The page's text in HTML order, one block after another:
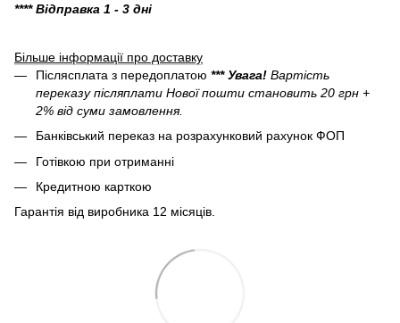
**** Відправка 1 - 3 дні
Більше інформації про доставку
Післясплата з передоплатою *** Увага! Вартість
переказу післяплати Нової пошти становить 20 грн +
2% від суми замовлення.
Банківський переказ на розрахунковий рахунок ФОП
Готівкою при отриманні
Кредитною карткою
Гарантія від виробника 12 місяців.